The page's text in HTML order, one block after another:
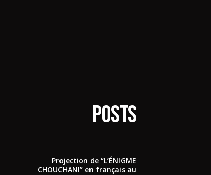
Posts
Projection de “L’ÉNIGME
CHOUCHANI” en français au